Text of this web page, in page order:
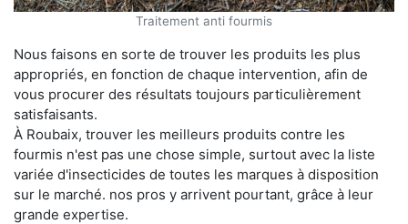
Traitement anti fourmis
Nous faisons en sorte de trouver les produits les plus
appropriés, en fonction de chaque intervention, afin de
vous procurer des résultats toujours particulièrement
satisfaisants.
À Roubaix, trouver les meilleurs produits contre les
fourmis n'est pas une chose simple, surtout avec la liste
variée d'insecticides de toutes les marques à disposition
sur le marché. nos pros y arrivent pourtant, grâce à leur
grande expertise.